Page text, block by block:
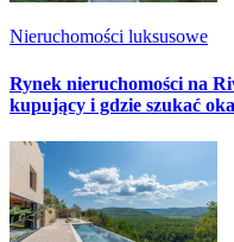
Nieruchomości luksusowe
Rynek nieruchomości na
kupujący i gdzie szukać